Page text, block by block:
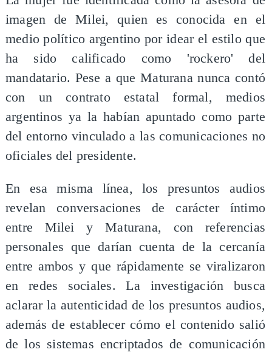
imagen de Milei, quien es conocida en el
medio político argentino por idear el estilo que
ha sido calificado como 'rockero' del
mandatario. Pese a que Maturana nunca contó
con un contrato estatal formal, medios
argentinos ya la habían apuntado como parte
del entorno vinculado a las comunicaciones no
oficiales del presidente.
En esa misma línea, los presuntos audios
revelan conversaciones de carácter íntimo
entre Milei y Maturana, con referencias
personales que darían cuenta de la cercanía
entre ambos y que rápidamente se viralizaron
en redes sociales. La investigación busca
aclarar la autenticidad de los presuntos audios,
además de establecer cómo el contenido salió
de los sistemas encriptados de comunicación